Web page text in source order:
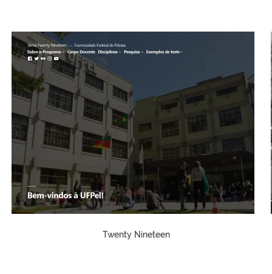
Twenty Nineteen